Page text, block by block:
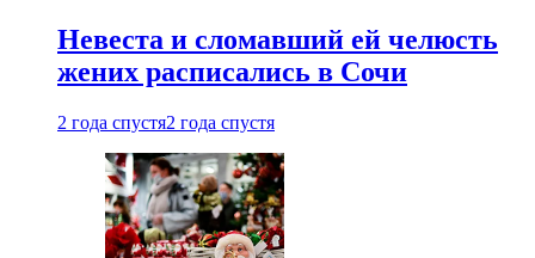
Невеста и сломавший ей челюсть
жених расписались в Сочи
2 года спустя2 года спустя